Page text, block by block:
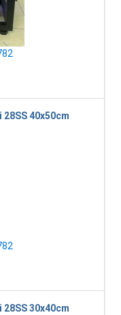
40x50cm
30x40cm